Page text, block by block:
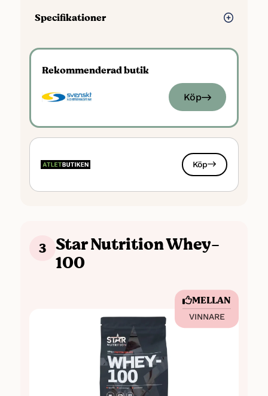
Specifikationer
Kcal: 388 per 100 gram
Kolhydrater: 4 gram per 100 gram
Fett: 4 gram per 100 gram
Energi: Ca 1622 kJ / 388 kcal
Rekommenderad butik
Köp
Köp
3 Star Nutrition Whey-
100
MELLAN
VINNARE